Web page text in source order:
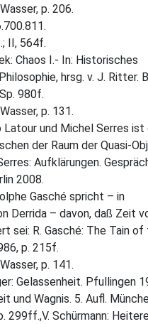
p. 206.
II, 564f.
Chaos I.- In: Historisches
hrsg. v. J. Ritter.
980f.
p. 131.
Latour und Michel Serres ist
der Raum der Quasi-
Aufklärungen.
2008.
Gasché spricht – in
Derrida – davon, daß Zeit
sei: R. Gasché: The Tain of
p. 215f.
p. 141.
Gelassenheit. Pfullingen
und Wagnis. 5. Aufl.
299ff.,V. Schürmann: